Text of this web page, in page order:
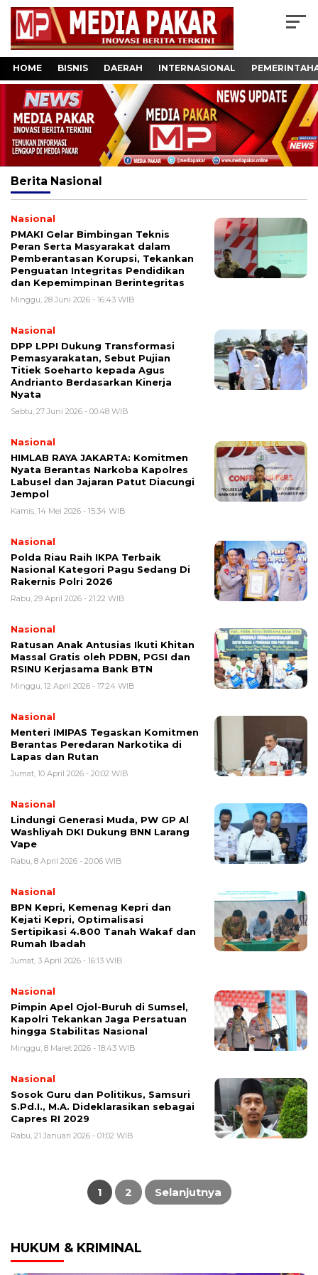
HOME BISNIS DAERAH INTERNASIONAL
Berita Nasional
Nasional
PMAKI Gelar Bimbingan Teknis
Peran Serta Masyarakat dalam
Pemberantasan Korupsi, Tekankan
Penguatan Integritas Pendidikan
dan Kepemimpinan Berintegritas
Minggu, 28 Juni 2026 - 16:43 WIB
Nasional
DPP LPPI Dukung Transformasi
Pemasyarakatan, Sebut Pujian
Titiek Soeharto kepada Agus
Andrianto Berdasarkan Kinerja
Nyata
Sabtu, 27 Juni 2026 - 00:48 WIB
Nasional
HIMLAB RAYA JAKARTA: Komitmen
Nyata Berantas Narkoba Kapolres
Labusel dan Jajaran Patut Diacungi
Jempol
Kamis, 14 Mei 2026 - 15:34 WIB
Nasional
Polda Riau Raih IKPA Terbaik
Nasional Kategori Pagu Sedang Di
Rakernis Polri 2026
Rabu, 29 April 2026 - 21:22 WIB
Nasional
Ratusan Anak Antusias Ikuti Khitan
Massal Gratis oleh PDBN, PGSI dan
RSINU Kerjasama Bank BTN
Minggu, 12 April 2026 - 17:24 WIB
Nasional
Menteri IMIPAS Tegaskan Komitmen
Berantas Peredaran Narkotika di
Lapas dan Rutan
Jumat, 10 April 2026 - 20:02 WIB
Nasional
Lindungi Generasi Muda, PW GP Al
Washliyah DKI Dukung BNN Larang
Vape
Rabu, 8 April 2026 - 20:06 WIB
Nasional
BPN Kepri, Kemenag Kepri dan
Kejati Kepri, Optimalisasi
Sertipikasi 4.800 Tanah Wakaf dan
Rumah Ibadah
Jumat, 3 April 2026 - 16:13 WIB
Nasional
Pimpin Apel Ojol-Buruh di Sumsel,
Kapolri Tekankan Jaga Persatuan
hingga Stabilitas Nasional
Minggu, 8 Maret 2026 - 18:43 WIB
Nasional
Sosok Guru dan Politikus, Samsuri
S.Pd.I., M.A. Dideklarasikan sebagai
Capres RI 2029
Rabu, 21 Januari 2026 - 01:02 WIB
Paginasi
1 2 Selanjutnya
HUKUM & KRIMINAL